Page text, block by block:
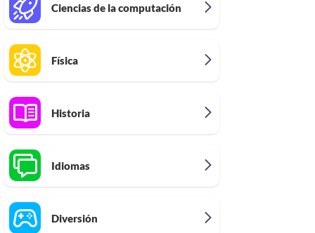
Ciencias de la computación
Física
Historia
Idiomas
Diversión